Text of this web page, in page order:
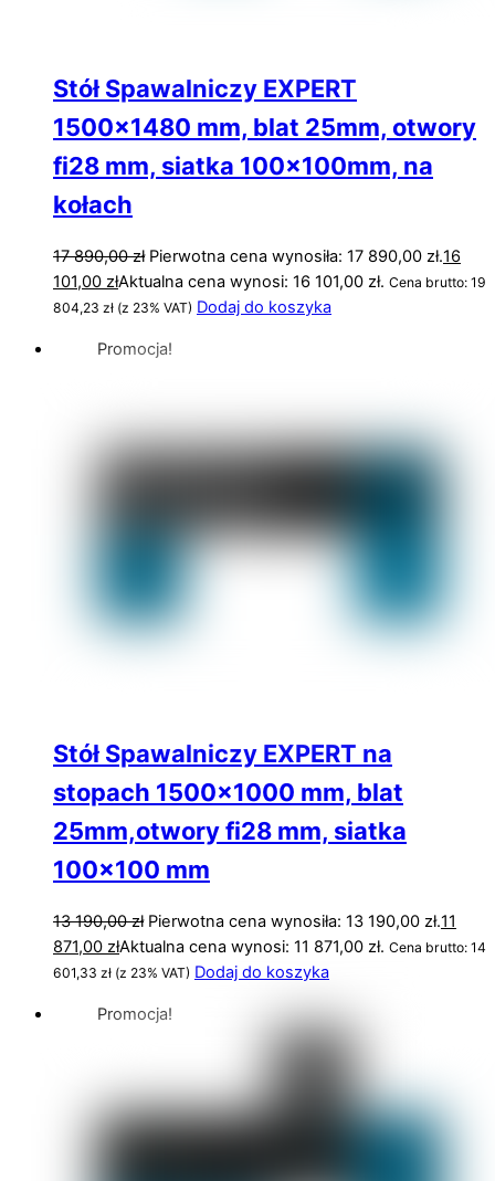
Stół Spawalniczy EXPERT
1500×1480 mm, blat 25mm, otwory
fi28 mm, siatka 100x100mm, na
kołach
17 890,00zł Pierwotna cena wynosiła: 17 890,00 zł.16
101,00 złAktualna cena wynosi: 16 101,00 zł. Cena brutto: 19
804,23 zł (z 23% VAT) Dodaj do koszyka
Promocja!
Stół Spawalniczy EXPERT na
stopach 1500×1000 mm, blat
25mm,otwory fi28 mm, siatka
100×100 mm
13 190,00zł Pierwotna cena wynosiła: 13 190,00 zł.11
871,00 złAktualna cena wynosi: 11 871,00 zł. Cena brutto: 14
601,33 zł (z 23% VAT) Dodaj do koszyka
Promocja!